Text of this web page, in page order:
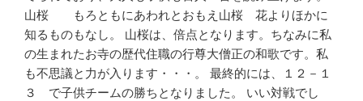
山桜 もろともにあわれとおもえ山桜 花よりほかに
知るものもなし。 山桜は、倍点となります。ちなみに私
の生まれたお寺の歴代住職の行尊大僧正の和歌です。私
も不思議と力が入ります・・・。 最終的には、１２－１
３ で子供チームの勝ちとなりました。 いい対戦でし